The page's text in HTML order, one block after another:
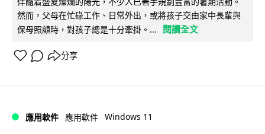
然而，父母在忙碌工作、日常外出，或將孩子交由家中長輩與
保母照顧時，對孩子總是十分牽掛。...
閱讀全文
分享
應用軟件 應用軟件 Windows 11